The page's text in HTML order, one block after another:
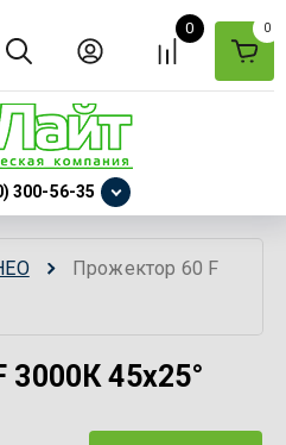
0
0
300-56-35
Прожектор 60 F
3000К 45x25°